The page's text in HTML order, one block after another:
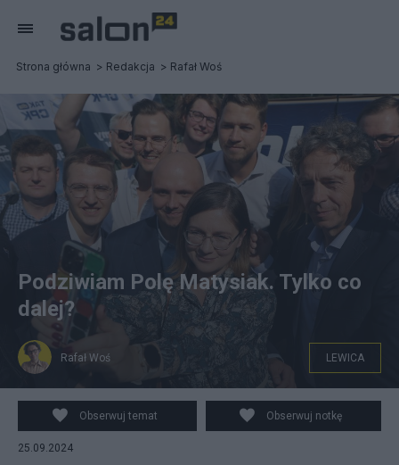
Strona główna Redakcja Rafał Woś
Posłanka Lewicy Paulina Matysiak (C) na konferencji
prasowej dot. złożenia do Sejmu projektu ustawy
"TakDlaCPK", 18 bm. w Warszawie, 18 bm. (aldg)
PAP/Paweł Supernak
Podziwiam Polę Matysiak. Tylko co
dalej?
Rafał Woś LEWICA
Obserwuj temat Obserwuj notkę
25.09.2024